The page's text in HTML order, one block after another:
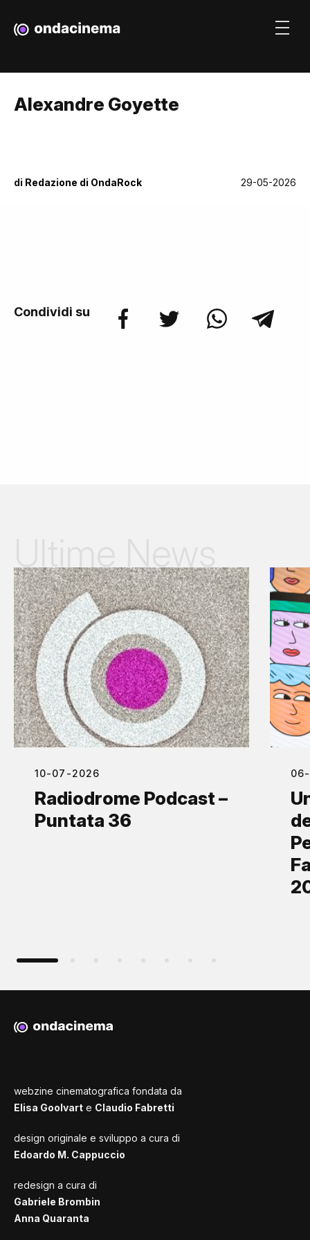
Alexandre Goyette
di Redazione di OndaRock 29-05-2026
Condividi su
10-07-2026
Radiodrome Podcast –
Puntata 36
webzine cinematografica fondata da
Elisa Goolvart e Claudio Fabretti
design originale e sviluppo a cura di
Edoardo M. Cappuccio
redesign a cura di
Gabriele Brombin
Anna Quaranta